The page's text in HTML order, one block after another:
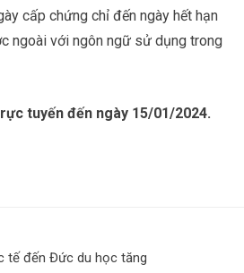
cấp chứng chỉ đến ngày hết hạn
ngoài với ngôn ngữ sử dụng trong
tuyến đến ngày 15/01/2024.
tế đến Đức du học tăng